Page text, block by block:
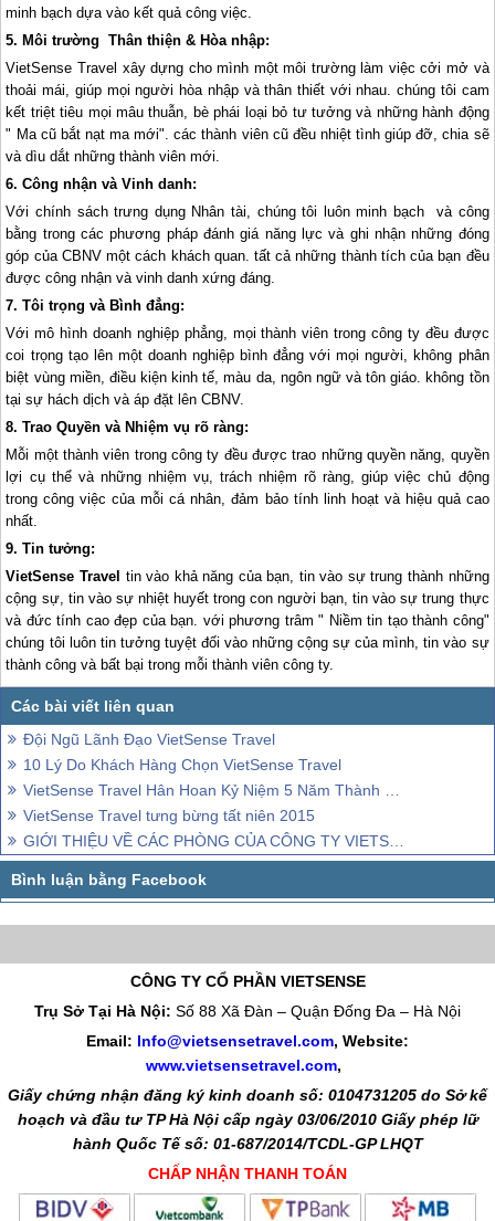
minh bạch dựa vào kết quả công việc.
5. Môi trường Thân thiện & Hòa nhập:
VietSense Travel xây dựng cho mình một môi trường làm việc cởi mở và
thoải mái, giúp mọi người hòa nhập và thân thiết với nhau. chúng tôi cam
kết triệt tiêu mọi mâu thuẫn, bè phái loại bỏ tư tưởng và những hành động
" Ma cũ bắt nạt ma mới". các thành viên cũ đều nhiệt tình giúp đỡ, chia sẽ
và dìu dắt những thành viên mới.
6. Công nhận và Vinh danh:
Với chính sách trưng dụng Nhân tài, chúng tôi luôn minh bạch và công
bằng trong các phương pháp đánh giá năng lực và ghi nhận những đóng
góp của CBNV một cách khách quan. tất cả những thành tích của bạn đều
được công nhận và vinh danh xứng đáng.
7. Tôi trọng và Bình đẳng:
Với mô hình doanh nghiệp phẳng, mọi thành viên trong công ty đều được
coi trọng tạo lên một doanh nghiệp bình đẳng với mọi người, không phân
biệt vùng miền, điều kiện kinh tế, màu da, ngôn ngữ và tôn giáo. không tồn
tại sự hách dịch và áp đặt lên CBNV.
8. Trao Quyền và Nhiệm vụ rõ ràng:
Mỗi một thành viên trong công ty đều được trao những quyền năng, quyền
lợi cụ thể và những nhiệm vụ, trách nhiệm rõ ràng, giúp việc chủ động
trong công việc của mỗi cá nhân, đảm bảo tính linh hoạt và hiệu quả cao
nhất.
9. Tin tưởng:
VietSense Travel tin vào khả năng của bạn, tin vào sự trung thành những
cộng sự, tin vào sự nhiệt huyết trong con người bạn, tin vào sự trung thực
và đức tính cao đẹp của bạn. với phương trâm " Niềm tin tạo thành công"
chúng tôi luôn tin tưởng tuyệt đối vào những cộng sự của mình, tin vào sự
thành công và bất bại trong mỗi thành viên công ty.
Đội Ngũ Lãnh Đạo VietSense Travel
10 Lý Do Khách Hàng Chọn VietSense Travel
VietSense Travel Hân Hoan Kỷ Niệm 5 Năm Thành Lập
VietSense Travel tưng bừng tất niên 2015
GIỚI THIỆU VỀ CÁC PHÒNG CỦA CÔNG TY VIETSENSE TRAVEL.
CÔNG TY CỔ PHẦN VIETSENSE
Trụ Sở Tại Hà Nội: Số 88 Xã Đàn – Quận Đống Đa – Hà Nội
Email: Info@vietsensetravel.com, Website:
www.vietsensetravel.com,
Giấy chứng nhận đăng ký kinh doanh số: 0104731205 do Sở kế
hoạch và đầu tư TP Hà Nội cấp ngày 03/06/2010 Giấy phép lữ
hành Quốc Tế số: 01-687/2014/TCDL-GP LHQT
CHẤP NHẬN THANH TOÁN